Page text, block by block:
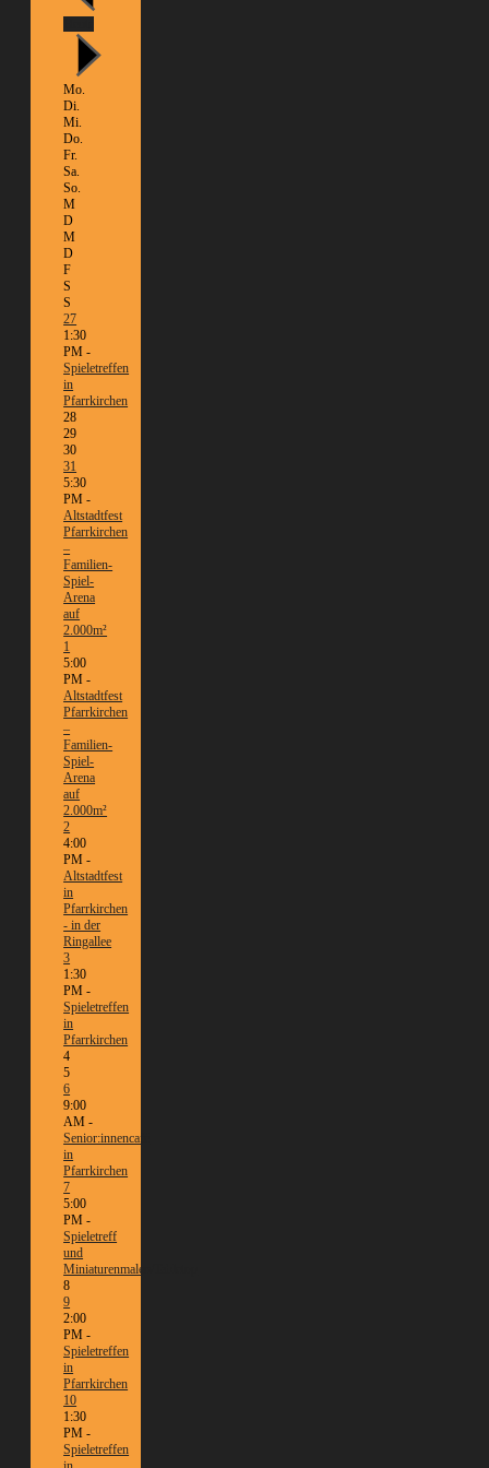
Mo.
Di.
Mi.
Do.
Fr.
Sa.
So.
M
D
M
D
F
S
S
27
1:30
PM -
Spieletreffen
in
Pfarrkirchen
28
29
30
31
5:30
PM -
Altstadtfest
Pfarrkirchen
–
Familien-
Spiel-
Arena
auf
2.000m²
1
5:00
PM -
Altstadtfest
Pfarrkirchen
–
Familien-
Spiel-
Arena
auf
2.000m²
2
4:00
PM -
Altstadtfest
in
Pfarrkirchen
- in der
Ringallee
3
1:30
PM -
Spieletreffen
in
Pfarrkirchen
4
5
6
9:00
AM -
Senior:innencafé
in
Pfarrkirchen
7
5:00
PM -
Spieletreff
und
Miniaturenmalen/Tabletop
8
9
2:00
PM -
Spieletreffen
in
Pfarrkirchen
10
1:30
PM -
Spieletreffen